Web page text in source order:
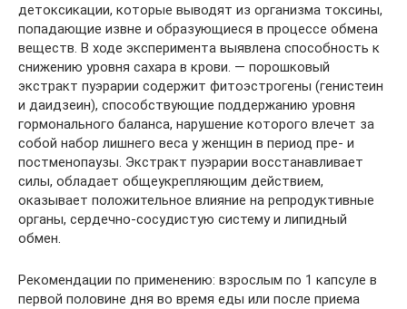
детоксикации, которые выводят из организма токсины,
попадающие извне и образующиеся в процессе обмена
веществ. В ходе эксперимента выявлена способность к
снижению уровня сахара в крови. — порошковый
экстракт пуэрарии содержит фитоэстрогены (генистеин
и даидзеин), способствующие поддержанию уровня
гормонального баланса, нарушение которого влечет за
собой набор лишнего веса у женщин в период пре- и
постменопаузы. Экстракт пуэрарии восстанавливает
силы, обладает общеукрепляющим действием,
оказывает положительное влияние на репродуктивные
органы, сердечно-сосудистую систему и липидный
обмен.
Рекомендации по применению: взрослым по 1 капсуле в
первой половине дня во время еды или после приема